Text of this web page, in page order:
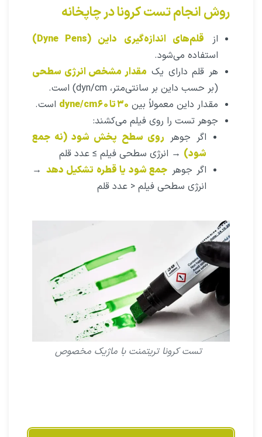
روش انجام تست کرونا در چاپخانه
از قلم‌های اندازه‌گیری داین (Dyne Pens)
استفاده می‌شود.
هر قلم دارای یک مقدار مشخص انرژی سطحی
(بر حسب داین بر سانتی‌متر، dyn/cm) است.
مقدار داین معمولاً بین ۳۰ تا ۶۰ dyne/cm
است.
جوهر تست را روی فیلم می‌کشند:
اگر جوهر روی سطح پخش شود (نه جمع
شود) → انرژی سطحی فیلم ≥ عدد قلم
اگر جوهر جمع شود یا قطره تشکیل دهد →
انرژی سطحی فیلم < عدد قلم
تست کرونا تریتمنت با ماژیک مخصوص